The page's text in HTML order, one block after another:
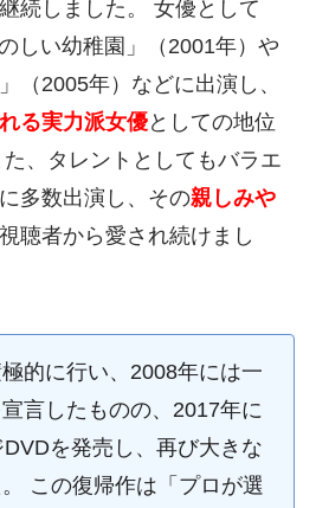
続しました。 女優として
しい幼稚園」（2001年）や
（2005年）などに出演し、
る実力派女優としての地位
、タレントとしてもバラエ
多数出演し、その親しみや
聴者から愛され続けまし
的に行い、2008年には一
言したものの、2017年に
を発売し、再び大きな
この復帰作は「プロが選